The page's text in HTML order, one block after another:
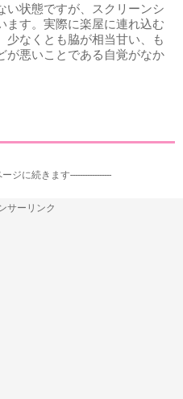
い状態ですが、スクリーンシ
ます。実際に楽屋に連れ込む
少なくとも脇が相当甘い、も
が悪いことである自覚がなか
ジに続きます-----------------
サーリンク